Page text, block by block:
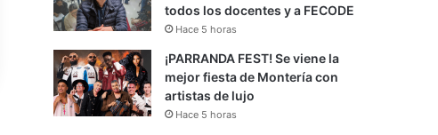
todos los docentes y a FECODE
Hace 5 horas
¡PARRANDA FEST! Se viene la
mejor fiesta de Montería con
artistas de lujo
Hace 5 horas